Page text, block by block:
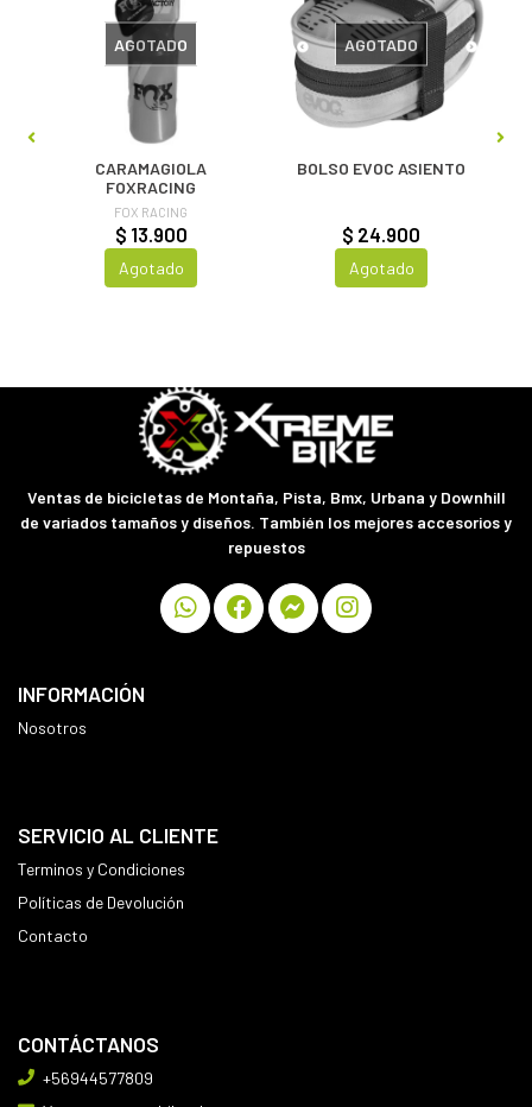
AGOTADO
CARAMAGIOLA
FOXRACING
FOX RACING
$ 13.900
Agotado
AGOTADO
BOLSO EVOC ASIENTO
$ 24.900
Agotado
Ventas de bicicletas de Montaña, Pista, Bmx, Urbana y Downhill
de variados tamaños y diseños. También los mejores accesorios y
repuestos
INFORMACIÓN
Nosotros
SERVICIO AL CLIENTE
Terminos y Condiciones
Políticas de Devolución
Contacto
CONTÁCTANOS
+56944577809